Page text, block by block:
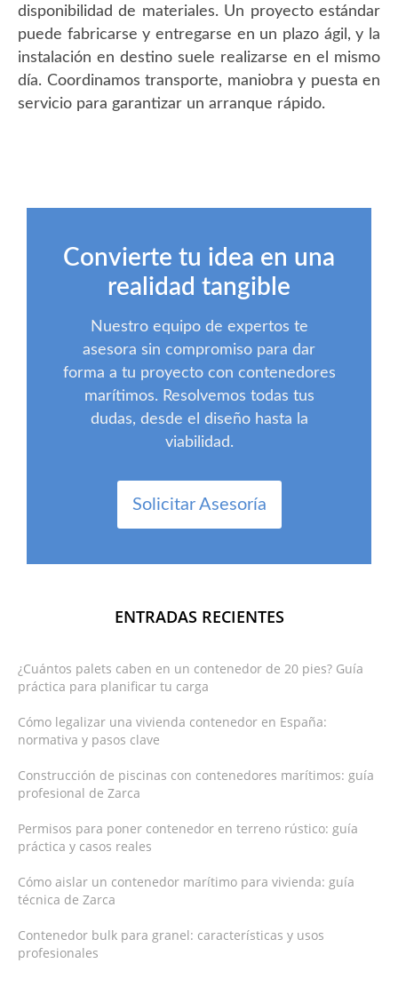
disponibilidad de materiales. Un proyecto estándar
puede fabricarse y entregarse en un plazo ágil, y la
instalación en destino suele realizarse en el mismo
día. Coordinamos transporte, maniobra y puesta en
servicio para garantizar un arranque rápido.
Convierte tu idea en una
realidad tangible
Nuestro equipo de expertos te
asesora sin compromiso para dar
forma a tu proyecto con contenedores
marítimos. Resolvemos todas tus
dudas, desde el diseño hasta la
viabilidad.
Solicitar Asesoría
ENTRADAS RECIENTES
¿Cuántos palets caben en un contenedor de 20 pies? Guía
práctica para planificar tu carga
Cómo legalizar una vivienda contenedor en España:
normativa y pasos clave
Construcción de piscinas con contenedores marítimos: guía
profesional de Zarca
Permisos para poner contenedor en terreno rústico: guía
práctica y casos reales
Cómo aislar un contenedor marítimo para vivienda: guía
técnica de Zarca
Contenedor bulk para granel: características y usos
profesionales